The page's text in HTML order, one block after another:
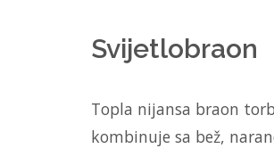
Svijetlobraon
Topla nijansa braon
kombinuje sa bež,